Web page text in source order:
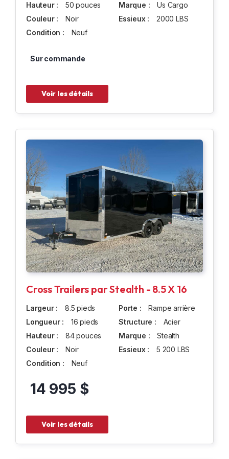
Hauteur :
50 pouces
Couleur :
Noir
Condition :
Neuf
Marque :
Us Cargo
Essieux :
2000 LBS
Sur commande
Voir les détails
Cross Trailers par Stealth - 8.5 X 16
Largeur :
8.5 pieds
Longueur :
16 pieds
Hauteur :
84 pouces
Couleur :
Noir
Condition :
Neuf
Porte :
Rampe arrière
Structure :
Acier
Marque :
Stealth
Essieux :
5 200 LBS
14 995 $
Voir les détails